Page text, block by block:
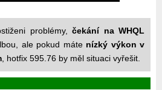
problémy,čekání na WHQL
ale pokud máte nízký výkon v
, hotfix 595.76 by měl situaci vyřešit.